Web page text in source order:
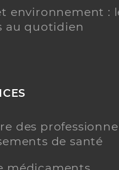
environnement :
au quotidien
des
de santé